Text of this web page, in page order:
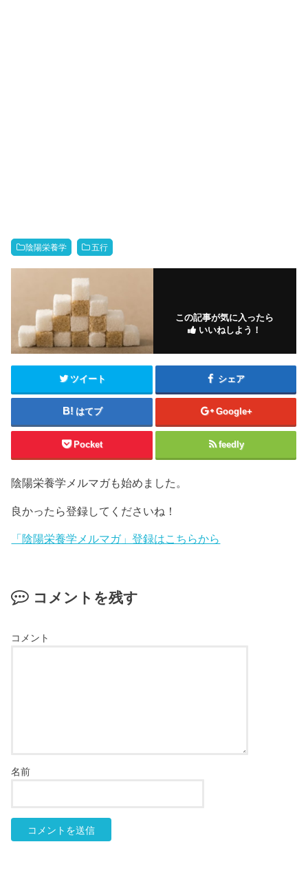
陰陽栄養学 五行
この記事が気に入ったら
いいねしよう！
ツイート シェア
はてブ Google+
Pocket feedly
陰陽栄養学メルマガも始めました。
良かったら登録してくださいね！
「陰陽栄養学メルマガ」登録はこちらから
コメントを残す
コメント
名前